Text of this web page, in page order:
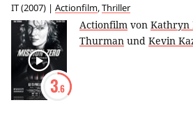
IT(2007) | Actionfilm,Thriller
3.6
Actionfilm von Kathryn
Thurman und Kevin